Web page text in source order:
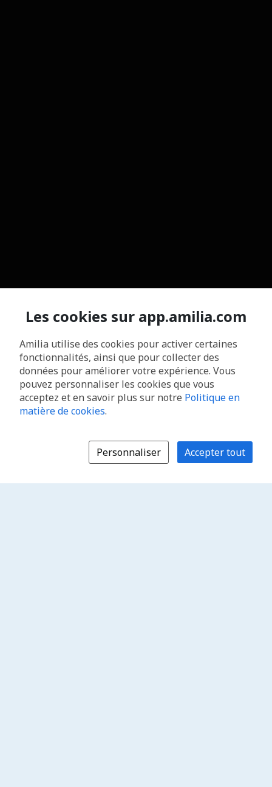
Les cookies sur app.amilia.com
Amilia utilise des cookies pour activer certaines
fonctionnalités, ainsi que pour collecter des
données pour améliorer votre expérience. Vous
pouvez personnaliser les cookies que vous
acceptez et en savoir plus sur notre Politique en
matière de cookies.
Personnaliser Accepter tout